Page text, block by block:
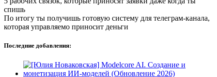
спишь
По итогу ты получишь готовую систему для телеграм-канала,
которая управляемо приносит деньги
Последние добавления: